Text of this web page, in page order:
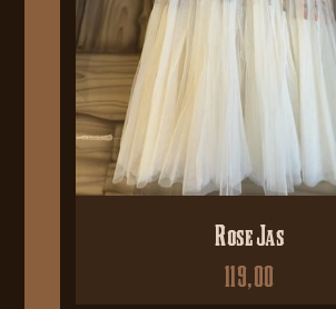
Rose Jas
119,00